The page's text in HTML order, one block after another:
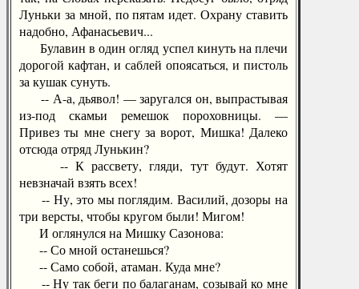
Луньки за мной, по пятам идет. Охрану ставить
надобно, Афанасьевич...
Булавин в один огляд успел кинуть на плечи
дорогой кафтан, и саблей опоясаться, и пистоль
за кушак сунуть.
-- А-а, дьявол! — заругался он, выпрастывая
из-под скамьи ремешок пороховницы. —
Привез ты мне снегу за ворот, Мишка! Далеко
отсюда отряд Лунькин?
-- К рассвету, гляди, тут будут. Хотят
невзначай взять всех!
-- Ну, это мы поглядим. Василий, дозоры на
три версты, чтобы кругом были! Мигом!
И оглянулся на Мишку Сазонова:
-- Со мной останешься?
-- Само собой, атаман. Куда мне?
-- Ну так беги по балаганам, созывай ко мне